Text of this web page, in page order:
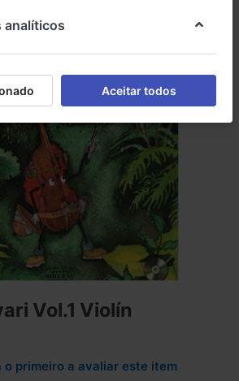
Vol.1 Violín
o primeiro a avaliar este item
analíticos
Aceitar todos